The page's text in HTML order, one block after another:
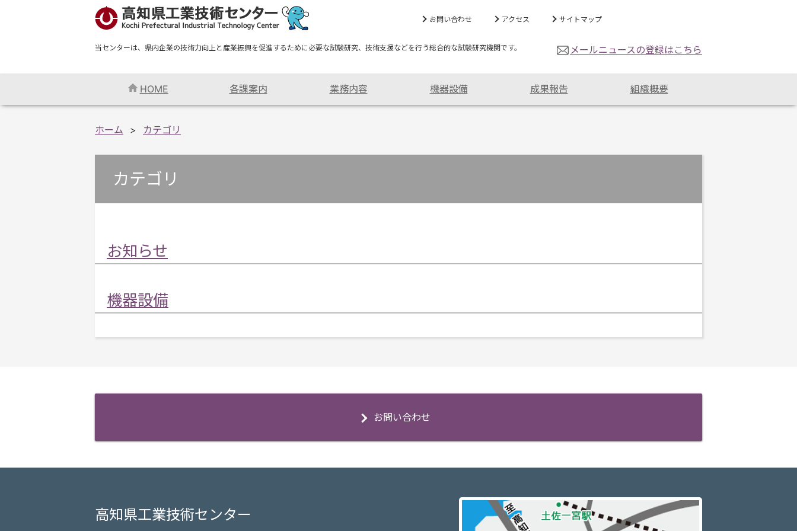
お問い合わせ アクセス サイトマップ
当センターは、県内企業の技術力向上と産業振興を促進するために必要な試験研究、技術支援などを行う総合的な試験研究機関です。 メールニュースの登録はこちら
HOME 各課案内 業務内容 機器設備 成果報告 組織概要
ホーム カテゴリ
カテゴリ
お知らせ
機器設備
お問い合わせ
高知県工業技術センター